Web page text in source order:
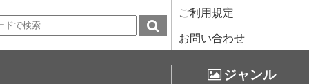
ご利用規定
お問い合わせ
ジャンル